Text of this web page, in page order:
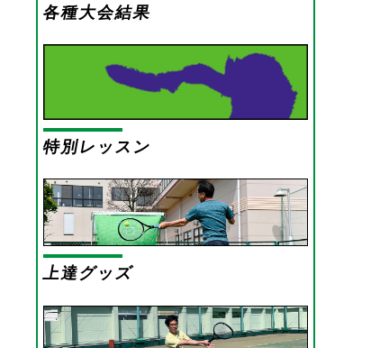
各種大会結果
特別レッスン
上達グッズ